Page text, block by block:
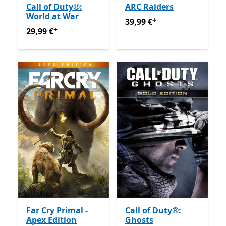
Call of Duty®:
World at War
29,99 €Enthält In-App-Käufe
29,99 €+
ARC Raiders
39,99 €Enthält In-App-
39,99 €+
Far Cry Primal -
Apex Edition
Call of Duty®:
Ghosts